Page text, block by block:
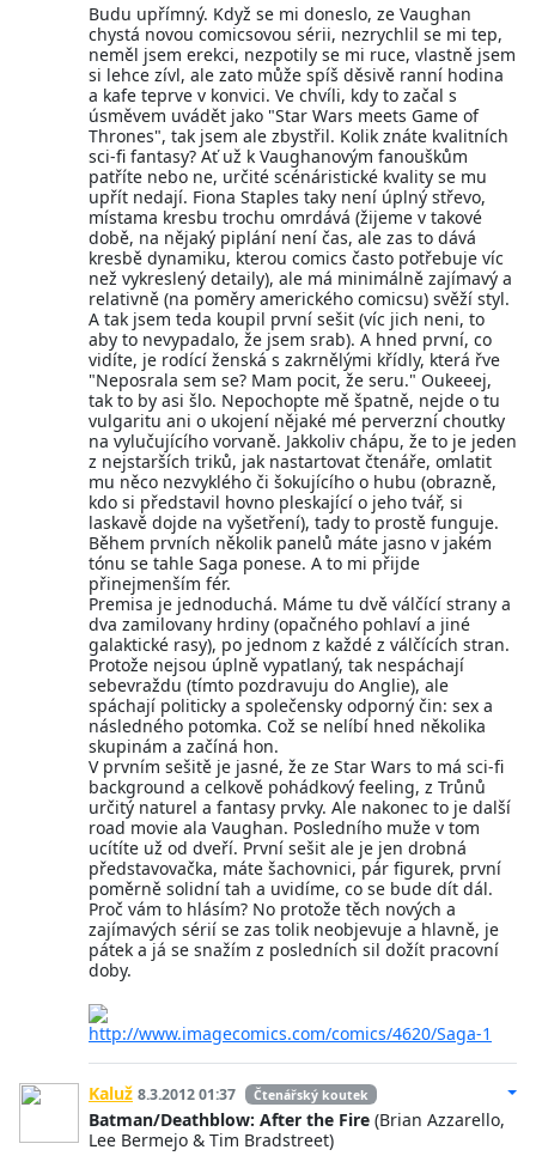
Budu upřímný. Když se mi doneslo, ze Vaughan
chystá novou comicsovou sérii, nezrychlil se mi tep,
neměl jsem erekci, nezpotily se mi ruce, vlastně jsem
si lehce zívl, ale zato může spíš děsivě ranní hodina
a kafe teprve v konvici. Ve chvíli, kdy to začal s
úsměvem uvádět jako "Star Wars meets Game of
Thrones", tak jsem ale zbystřil. Kolik znáte kvalitních
sci-fi fantasy? Ať už k Vaughanovým fanouškům
patříte nebo ne, určité scénáristické kvality se mu
upřít nedají. Fiona Staples taky není úplný střevo,
místama kresbu trochu omrdává (žijeme v takové
době, na nějaký piplání není čas, ale zas to dává
kresbě dynamiku, kterou comics často potřebuje víc
než vykreslený detaily), ale má minimálně zajímavý a
relativně (na poměry amerického comicsu) svěží styl.
A tak jsem teda koupil první sešit (víc jich neni, to
aby to nevypadalo, že jsem srab). A hned první, co
vidíte, je rodící ženská s zakrnělými křídly, která řve
"Neposrala sem se? Mam pocit, že seru." Oukeeej,
tak to by asi šlo. Nepochopte mě špatně, nejde o tu
vulgaritu ani o ukojení nějaké mé perverzní choutky
na vylučujícího vorvaně. Jakkoliv chápu, že to je jeden
z nejstarších triků, jak nastartovat čtenáře, omlatit
mu něco nezvyklého či šokujícího o hubu (obrazně,
kdo si představil hovno pleskající o jeho tvář, si
laskavě dojde na vyšetření), tady to prostě funguje.
Během prvních několik panelů máte jasno v jakém
tónu se tahle Saga ponese. A to mi přijde
přinejmenším fér.
Premisa je jednoduchá. Máme tu dvě válčící strany a
dva zamilovany hrdiny (opačného pohlaví a jiné
galaktické rasy), po jednom z každé z válčících stran.
Protože nejsou úplně vypatlaný, tak nespáchají
sebevraždu (tímto pozdravuju do Anglie), ale
spáchají politicky a společensky odporný čin: sex a
následného potomka. Což se nelíbí hned několika
skupinám a začíná hon.
V prvním sešitě je jasné, že ze Star Wars to má sci-fi
background a celkově pohádkový feeling, z Trůnů
určitý naturel a fantasy prvky. Ale nakonec to je další
road movie ala Vaughan. Posledního muže v tom
ucítíte už od dveří. První sešit ale je jen drobná
představovačka, máte šachovnici, pár figurek, první
poměrně solidní tah a uvidíme, co se bude dít dál.
Proč vám to hlásím? No protože těch nových a
zajímavých sérií se zas tolik neobjevuje a hlavně, je
pátek a já se snažím z posledních sil dožít pracovní
doby.
http://www.imagecomics.com/comics/4620/Saga-1
Kaluž 8.3.2012 01:37 Čtenářský koutek
Batman/Deathblow: After the Fire (Brian Azzarello,
Lee Bermejo & Tim Bradstreet)